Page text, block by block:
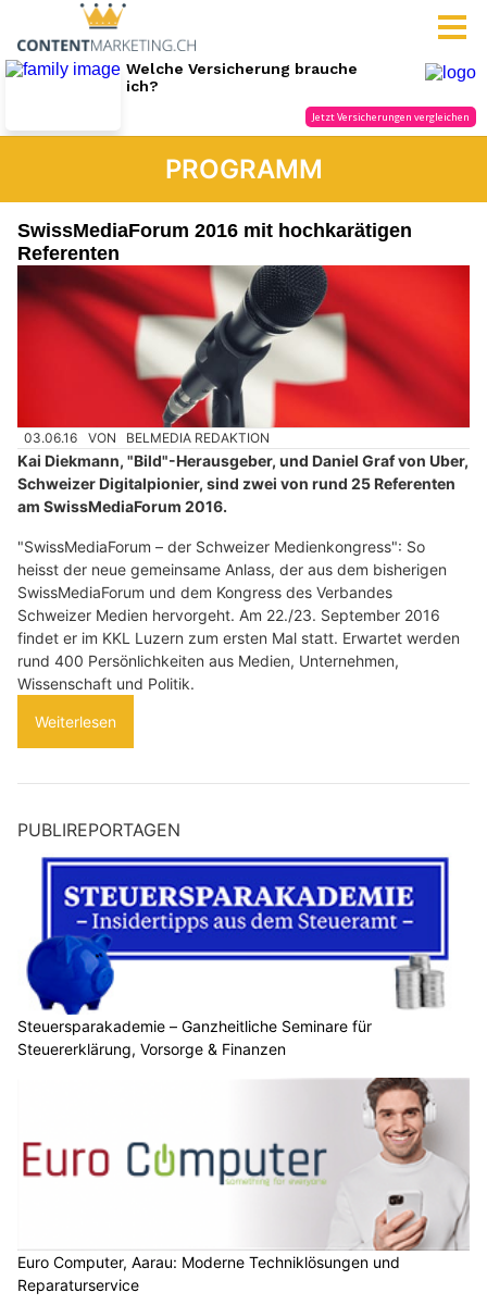
PROGRAMM
SwissMediaForum 2016 mit hochkarätigen
Referenten
03.06.16 VON BELMEDIA REDAKTION
Kai Diekmann, "Bild"-Herausgeber, und Daniel Graf von Uber,
Schweizer Digitalpionier, sind zwei von rund 25 Referenten
am SwissMediaForum 2016.
"SwissMediaForum – der Schweizer Medienkongress": So
heisst der neue gemeinsame Anlass, der aus dem bisherigen
SwissMediaForum und dem Kongress des Verbandes
Schweizer Medien hervorgeht. Am 22./23. September 2016
findet er im KKL Luzern zum ersten Mal statt. Erwartet werden
rund 400 Persönlichkeiten aus Medien, Unternehmen,
Wissenschaft und Politik.
Weiterlesen
PUBLIREPORTAGEN
Steuersparakademie – Ganzheitliche Seminare für
Steuererklärung, Vorsorge & Finanzen
Euro Computer, Aarau: Moderne Techniklösungen und
Reparaturservice